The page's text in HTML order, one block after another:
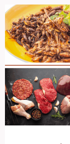
Geschützt:
Die
Underdogs
der
Proteine